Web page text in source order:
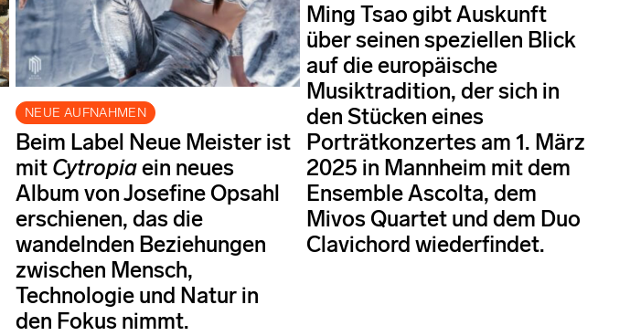
NEUE AUFNAHMEN
Beim Label Neue Meister ist
mit Cytropiaein neues
Album von Josefine Opsahl
erschienen, das die
wandelnden Beziehungen
zwischen Mensch,
Technologie und Natur in
den Fokus nimmt.
Ming Tsao gibt Auskunft
über seinen speziellen Blick
auf die europäische
Musiktradition, der sich in
den Stücken eines
Porträtkonzertes am 1. März
2025 in Mannheim mit dem
Ensemble Ascolta, dem
Mivos Quartet und dem Duo
Clavichord wiederfindet.